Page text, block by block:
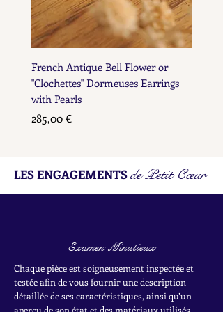
French Antique Bell Flower or
"Clochettes" Dormeuses Earrings
with Pearls
Prix
285,00 €
LES ENGAGEMENTSde Petit Cœur
Examen Minutieux
Chaque pièce est soigneusement inspectée et
testée afin de vous fournir une description
détaillée de ses caractéristiques, ainsi qu’un